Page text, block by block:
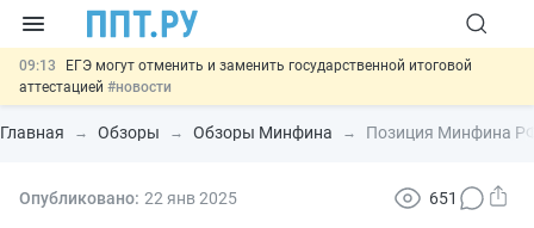
09:13
ЕГЭ могут отменить и заменить государственной итоговой
аттестацией #новости
00:01
7 августа: важные документы, вступающие в силу сегодня
#новости
06.08 Подписан указ об отмене спецрежима для вкладов физлиц из
Главная Обзоры Обзоры Минфина Позиция Минфина
Опубликовано: 22 янв2025 651